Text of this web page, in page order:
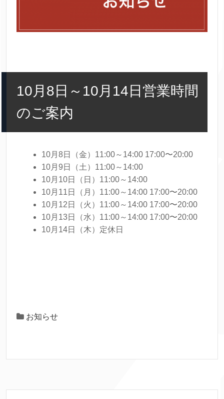
10月8日～10月14日営業時間
のご案内
10月8日（金）11:00～14:00 17:00〜20:00
10月9日（土）11:00～14:00
10月10日（日）11:00～14:00
10月11日（月）11:00～14:00 17:00〜20:00
10月12日（火）11:00～14:00 17:00〜20:00
10月13日（水）11:00～14:00 17:00〜20:00
10月14日（木）定休日
お知らせ